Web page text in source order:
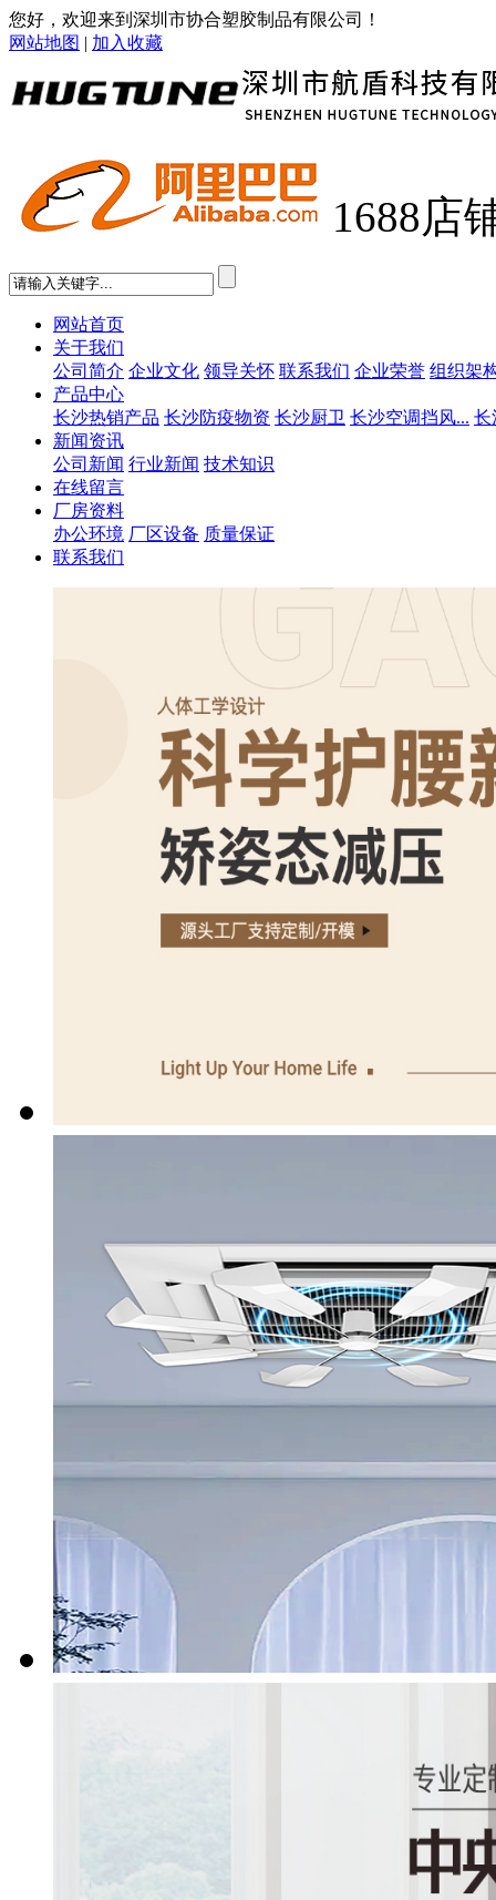
您好，欢迎来到深圳市协合塑胶制品有限公司！
网站地图 | 加入收藏
1688店
网站首页
关于我们
公司简介 企业文化 领导关怀 联系我们 企业荣誉 组织架
产品中心
长沙热销产品 长沙防疫物资 长沙厨卫 长沙空调挡风... 长
新闻资讯
公司新闻 行业新闻 技术知识
在线留言
厂房资料
办公环境 厂区设备 质量保证
联系我们